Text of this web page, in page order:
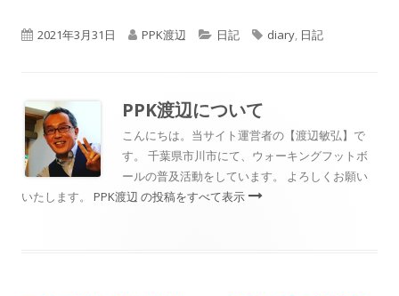
公
2021年3月31日
作
PPK渡辺
カ
リ
ー
日記
タ
diary, 日記
PPK渡辺について
こんにちは。当サイト運営者の【渡辺敏弘】で
す。 千葉県市川市にて、ウォーキングフットボ
ールの普及活動をしています。 よろしくお願い
いたします。 PPK渡辺 の投稿をすべて表示